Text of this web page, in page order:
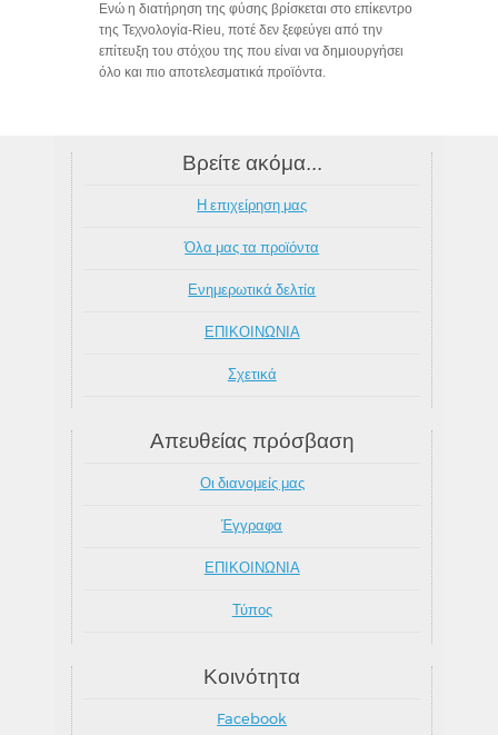
Ενώ η διατήρηση της φύσης βρίσκεται στο επίκεντρο
της Τεχνολογία-Rieu, ποτέ δεν ξεφεύγει από την
επίτευξη του στόχου της που είναι να δημιουργήσει
όλο και πιο αποτελεσματικά προϊόντα.
Βρείτε ακόμα...
Η επιχείρηση μας
Όλα μας τα προϊόντα
Ενημερωτικά δελτία
ΕΠΙΚΟΙΝΩΝΙΑ
Σχετικά
Απευθείας πρόσβαση
Οι διανομείς μας
Έγγραφα
ΕΠΙΚΟΙΝΩΝΙΑ
Τύπος
Κοινότητα
Facebook